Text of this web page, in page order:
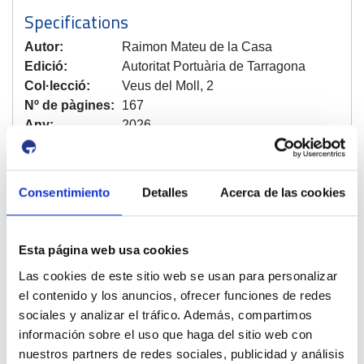
Consentimiento Detalles Acerca de las cookies
Esta página web usa cookies
Las cookies de este sitio web se usan para personalizar
el contenido y los anuncios, ofrecer funciones de redes
sociales y analizar el tráfico. Además, compartimos
información sobre el uso que haga del sitio web con
nuestros partners de redes sociales, publicidad y análisis
Specifications
Autor:
Raimon Mateu de la Casa
Edició:
Autoritat Portuària de Tarragona
Col·lecció:
Veus del Moll, 2
Nº de pàgines:
167
Any:
2026
Idioma:
Darreres publicacions
UN RELLOTGE CENTENARI (1922-2022). LA
TORRE RELLOTGE DEL PORT TARRAGONA
Any 2023, Autor Coia Escoda i Ramón Aloguín